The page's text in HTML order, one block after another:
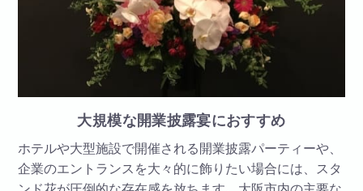
大規模な開業披露宴におすすめ
ホテルや大型施設で開催される開業披露パーティーや、
企業のエントランスを大々的に飾りたい場合には、スタ